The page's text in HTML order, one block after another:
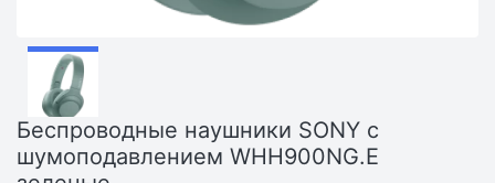
Беспроводные наушники SONY с
шумоподавлением WHH900NG.E